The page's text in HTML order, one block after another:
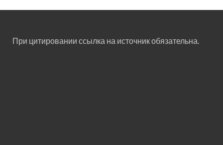
При цитировании ссылка на источник обязательна.